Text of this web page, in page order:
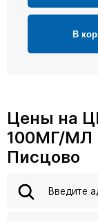
В
Цены на
100МГ/МЛ
Писцово